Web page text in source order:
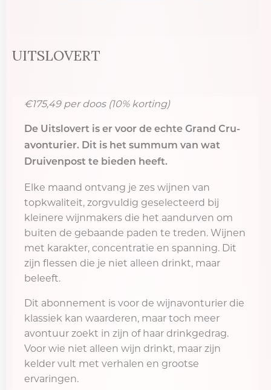
UITSLOVERT
€175,49 per doos (10% korting)
De Uitslovert is er voor de echte Grand Cru-
avonturier. Dit is het summum van wat
Druivenpost te bieden heeft.
Elke maand ontvang je zes wijnen van
topkwaliteit, zorgvuldig geselecteerd bij
kleinere wijnmakers die het aandurven om
buiten de gebaande paden te treden. Wijnen
met karakter, concentratie en spanning. Dit
zijn flessen die je niet alleen drinkt, maar
beleeft.
Dit abonnement is voor de wijnavonturier die
klassiek kan waarderen, maar toch meer
avontuur zoekt in zijn of haar drinkgedrag.
Voor wie niet alleen wijn drinkt, maar zijn
kelder vult met verhalen en grootse
ervaringen.